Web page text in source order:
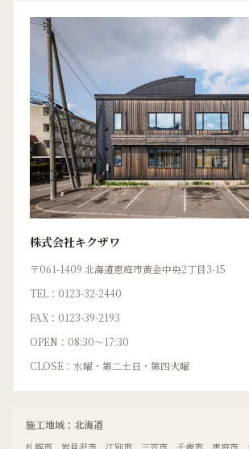
株式会社キクザワ
〒061-1409 北海道恵庭市黄金中央2丁目3-15
TEL：0123-32-2440
FAX：0123-39-2193
OPEN：08:30〜17:30
CLOSE：水曜・第二土日・第四火曜
施工地域：北海道